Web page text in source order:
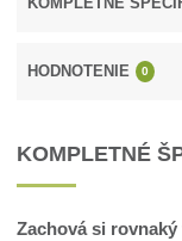
HODNOTENIE 0
KOMPLETNÉ
Zachová si